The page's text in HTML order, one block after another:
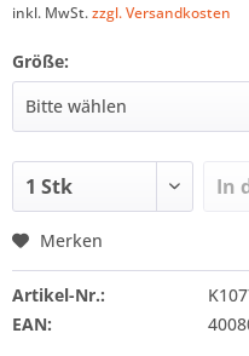
inkl. MwSt.zzgl. Versandkosten
Größe:
In
Merken
Artikel-Nr.:
EAN: